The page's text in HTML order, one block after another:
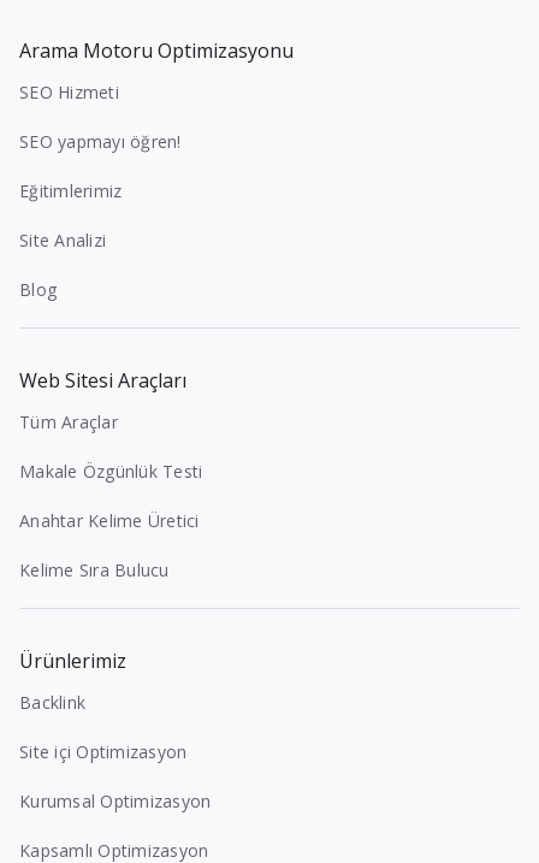
Arama Motoru Optimizasyonu
SEO Hizmeti
SEO yapmayı öğren!
Eğitimlerimiz
Site Analizi
Blog
Web Sitesi Araçları
Tüm Araçlar
Makale Özgünlük Testi
Anahtar Kelime Üretici
Kelime Sıra Bulucu
Ürünlerimiz
Backlink
Site içi Optimizasyon
Kurumsal Optimizasyon
Kapsamlı Optimizasyon